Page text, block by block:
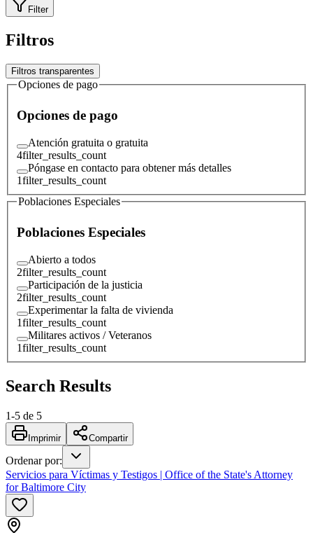
Filter
Filtros
Filtros transparentes
Opciones de pago
Opciones de pago
Atención gratuita o gratuita
4filter_results_count
Póngase en contacto para obtener más detalles
1filter_results_count
Poblaciones Especiales
Poblaciones Especiales
Abierto a todos
2filter_results_count
Participación de la justicia
2filter_results_count
Experimentar la falta de vivienda
1filter_results_count
Militares activos / Veteranos
1filter_results_count
Search Results
1-5 de 5
Imprimir Compartir
Ordenar por:
Servicios para Víctimas y Testigos | Office of the State's Attorney
for Baltimore City